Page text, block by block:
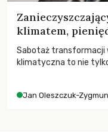
klimatem,
Sabotaż transformacji
klimatyczna to nie
Jan Oleszczuk-